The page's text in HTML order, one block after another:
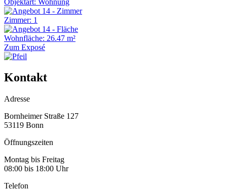
Zimmer: 1
Wohnfläche: 26.47 m²
Zum Exposé
Kontakt
Adresse
Bornheimer Straße 127
53119 Bonn
Öffnungszeiten
Montag bis Freitag
08:00 bis 18:00 Uhr
Telefon